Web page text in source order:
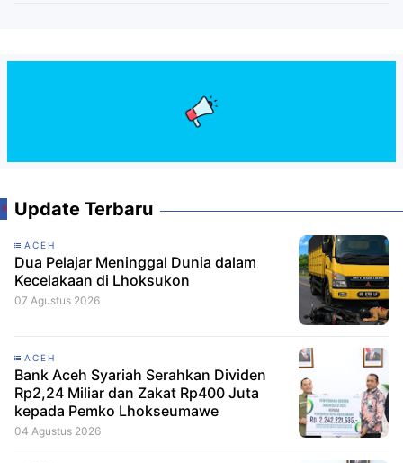
Update Terbaru
ACEH
Dua Pelajar Meninggal Dunia dalam
Kecelakaan di Lhoksukon
07 Agustus 2026
ACEH
Bank Aceh Syariah Serahkan Dividen
Rp2,24 Miliar dan Zakat Rp400 Juta
kepada Pemko Lhokseumawe
04 Agustus 2026